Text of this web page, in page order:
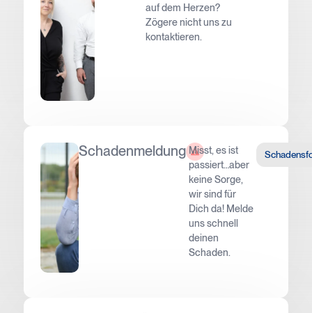
auf dem Herzen?
Zögere nicht uns zu
kontaktieren.
Schadenmeldung Misst, es ist
passiert…aber
keine Sorge,
wir sind für
Dich da! Melde
uns schnell
deinen
Schaden.